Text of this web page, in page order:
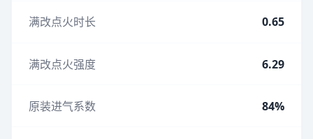
满改点火时长 0.65
满改点火强度 6.29
原装进气系数 84%